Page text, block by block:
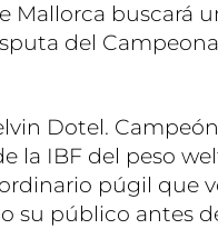
Mallorca buscará
del
Dotel.
la IBF del peso
púgil que
su público antes